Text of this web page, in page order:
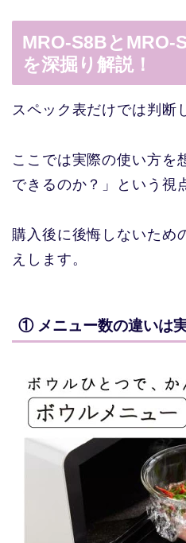
MRO-S8BとMRO-
を深掘り解説！
スペック表だけでは判断
ここでは実際の使い方を
できるのか？」という視
購入後に後悔しないため
えします。
① メニュー数の違いは